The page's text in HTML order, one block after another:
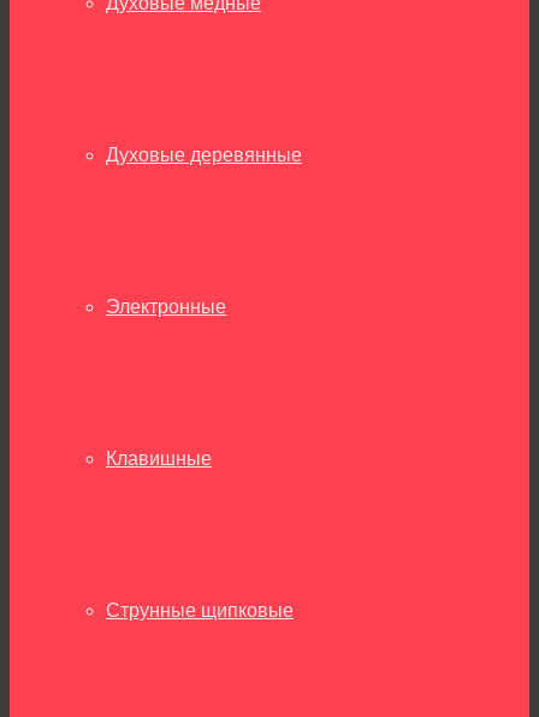
Духовые деревянные
Электронные
Клавишные
Струнные щипковые